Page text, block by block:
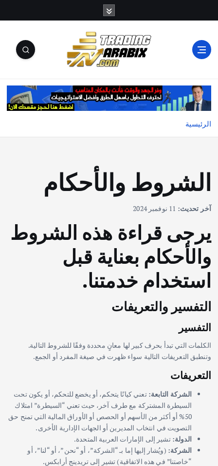
م
والكريبتو
الرئيسية
الشروط والأحكام
آخر تحديث:
يرجى قراءة هذه الشروط
والأحكام بعناية قبل
استخدام خدمتنا.
التفسير والتعريفات
التفسير
الكلمات التي تبدأ بحرف كبير لها معانٍ محددة وفقًا للشروط التالية.
وتنطبق التعريفات التالية سواء ظهرت في صيغة المفرد أو الجمع.
التعريفات
الشركة التابعة: تعني كيانًا يتحكم، أو يخضع للتحكم، أو يكون تحت
السيطرة المشتركة مع طرف آخر، حيث تعني “السيطرة” امتلاك
50% أو أكثر من الأسهم أو الحصص أو الأوراق المالية التي تمنح حق
التصويت في انتخاب المديرين أو الجهات الإدارية الأخرى.
الدولة: تشير إلى الإمارات العربية المتحدة.
الشركة: (ويُشار إليها إما بـ “الشركة”، أو “نحن”، أو “لنا”، أو
“خاصتنا” في هذه الاتفاقية) تشير إلى تريدينج أرابكس.